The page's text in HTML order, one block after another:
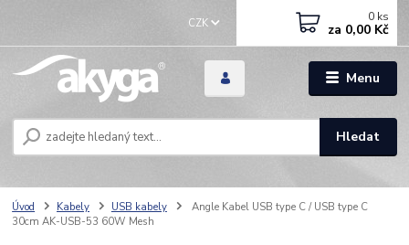
Menu
CZK
Hledat
0 ks
za 0,00 Kč
Úvod Kabely USB kabely
Angle Kabel USB type C / USB type C
30cm AK-USB-53 60W Mesh